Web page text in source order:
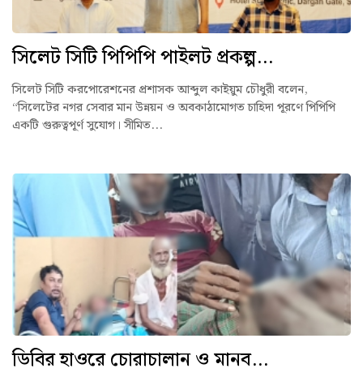
সিলেট সিটি পিপিপি পাইলট প্রকল্প...
সিলেট সিটি করপোরেশনের প্রশাসক আব্দুল কাইয়ুম চৌধুরী বলেন,
“সিলেটের নগর সেবার মান উন্নয়ন ও অবকাঠামোগত চাহিদা পূরণে পিপিপি
একটি গুরুত্বপূর্ণ সুযোগ। সীমিত...
ডিবির হাওরে চোরাচালান ও মানব...